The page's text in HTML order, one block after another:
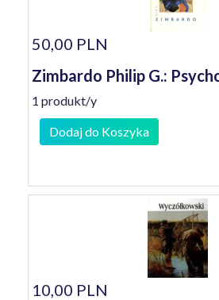
50,00 PLN
Zimbardo Philip G.:
1 produkt/y
Dodaj do Koszyka
10,00 PLN